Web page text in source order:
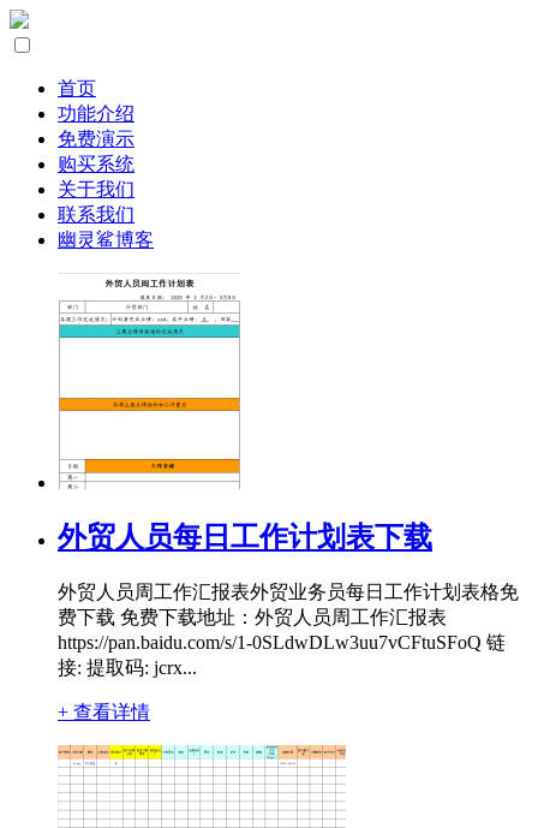
首页
功能介绍
免费演示
购买系统
关于我们
联系我们
幽灵鲨博客
外贸人员每日工作计划表下载
外贸人员周工作汇报表外贸业务员每日工作计划表格免
费下载 免费下载地址：外贸人员周工作汇报表
https://pan.baidu.com/s/1-0SLdwDLw3uu7vCFtuSFoQ 链
接: 提取码: jcrx...
+ 查看详情